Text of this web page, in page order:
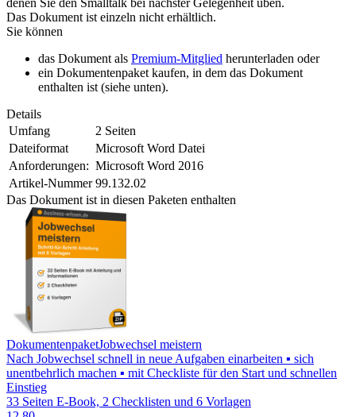
denen Sie den Smalltalk bei nächster Gelegenheit üben.
Das Dokument ist einzeln nicht erhältlich.
Sie können
das Dokument als Premium-Mitglied herunterladen oder
ein Dokumentenpaket kaufen, in dem das Dokument
enthalten ist (siehe unten).
Details
Umfang
2 Seiten
Dateiformat
Microsoft Word Datei
Anforderungen: Microsoft Word 2016
Artikel-Nummer 99.132.02
Das Dokument ist in diesen Paketen enthalten
DokumentenpaketJobwechsel meistern
Nach Jobwechsel schnell in neue Aufgaben einarbeiten ▪ sich
unentbehrlich machen ▪ mit Checkliste für den Start und schnellen
Einstieg
33 Seiten E-Book, 2 Checklisten und 6 Vorlagen